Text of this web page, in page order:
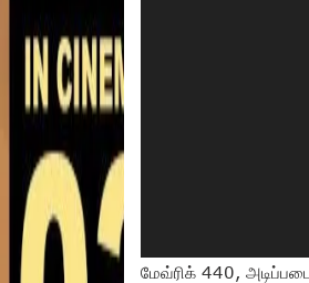
மேவ்ரிக் 440,